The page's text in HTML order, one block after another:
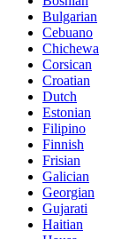
Bulgarian
Cebuano
Chichewa
Corsican
Croatian
Dutch
Estonian
Filipino
Finnish
Frisian
Galician
Georgian
Gujarati
Haitian